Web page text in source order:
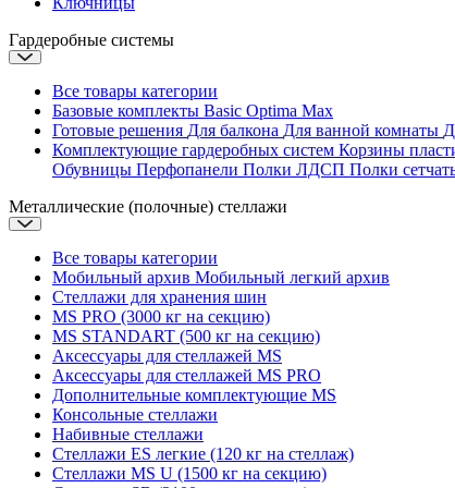
Гардеробные системы
Все товары категории
Базовые комплекты Basic Optima Max
Готовые решения Для балкона Для ванной комнаты
Комплектующие гардеробных систем Корзины
Обувницы Перфопанели Полки ЛДСП Полки
Металлические (полочные) стеллажи
Все товары категории
Мобильный архив Мобильный легкий архив
Стеллажи для хранения шин
MS PRO (3000 кг на секцию)
MS STANDART (500 кг на секцию)
Аксессуары для стеллажей MS
Аксессуары для стеллажей MS PRO
Дополнительные комплектующие MS
Консольные стеллажи
Набивные стеллажи
Стеллажи ES легкие (120 кг на стеллаж)
Стеллажи MS U (1500 кг на секцию)